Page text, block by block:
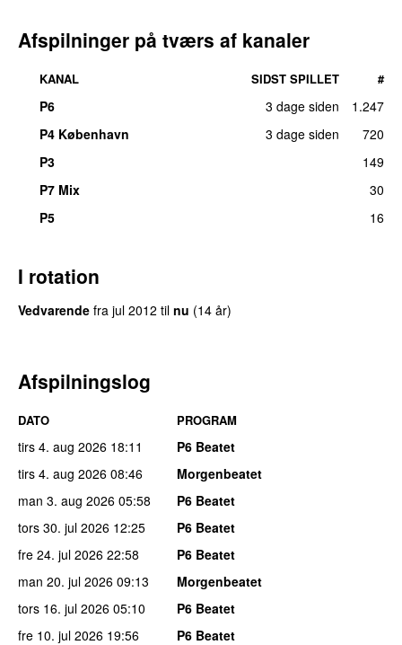
Afspilninger på tværs af kanaler
KANAL SIDST SPILLET #
P6 3 dage siden
1.247
P4 København
3 dage siden
720
P3
149
P7 Mix
30
P5
16
I rotation
Vedvarende fra jul 2012 til nu (14 år)
Afspilningslog
DATO PROGRAM
tirs 4. aug 2026 18:11
P6 Beatet
tirs 4. aug 2026 08:46
Morgenbeatet
man 3. aug 2026 05:58
P6 Beatet
tors 30. jul 2026 12:25
P6 Beatet
fre 24. jul 2026 22:58
P6 Beatet
man 20. jul 2026 09:13
Morgenbeatet
tors 16. jul 2026 05:10
P6 Beatet
fre 10. jul 2026 19:56
P6 Beatet